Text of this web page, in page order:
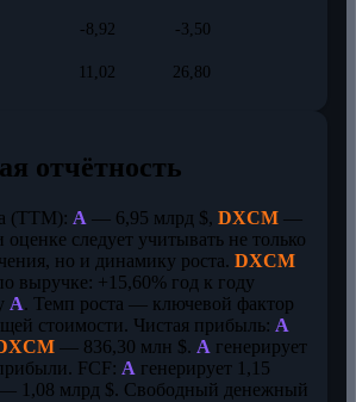
-8,92 -3,50
11,02 26,80
отчётность
(TTM): A — 6,95 млрд $, DXCM —
следует учитывать не только
но и динамику роста. DXCM
выручке: +15,60% год к году
A. Темп роста — ключевой фактор
стоимости. Чистая прибыль: A
— 836,30 млн $. A генерирует
FCF: A генерирует 1,15
1,08 млрд $. Свободный денежный